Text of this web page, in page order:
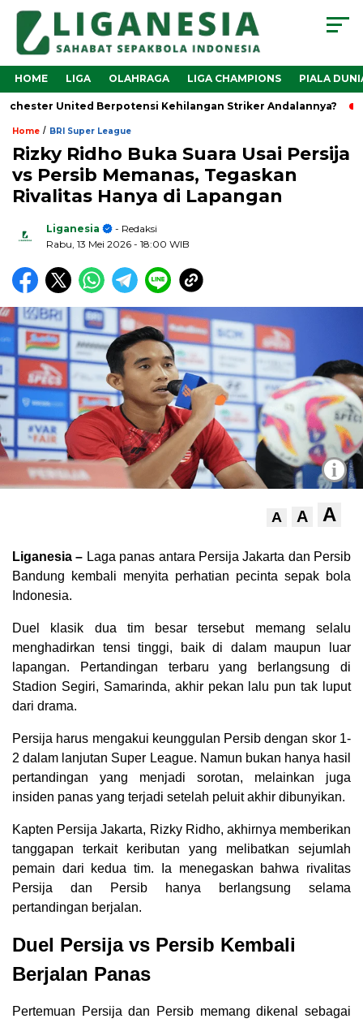
HOME LIGA OLAHRAGA LIGA CHAMPIONS PIALA
United Berpotensi Kehilangan Striker Andalannya?
Home / BRI Super League
Rizky Ridho Buka Suara Usai Persija
vs Persib Memanas, Tegaskan
Rivalitas Hanya di Lapangan
Liganesia
- Redaksi
Rabu, 13 Mei 2026 - 18:00 WIB
i
A A A
Liganesia – Laga panas antara Persija Jakarta dan Persib
Bandung kembali menyita perhatian pecinta sepak bola
Indonesia.
Duel klasik dua tim besar tersebut memang selalu
menghadirkan tensi tinggi, baik di dalam maupun luar
lapangan. Pertandingan terbaru yang berlangsung di
Stadion Segiri, Samarinda, akhir pekan lalu pun tak luput
dari drama.
Persija harus mengakui keunggulan Persib dengan skor 1-
2 dalam lanjutan Super League. Namun bukan hanya hasil
pertandingan yang menjadi sorotan, melainkan juga
insiden panas yang terjadi setelah peluit akhir dibunyikan.
Kapten Persija Jakarta, Rizky Ridho, akhirnya memberikan
tanggapan terkait keributan yang melibatkan sejumlah
pemain dari kedua tim. Ia menegaskan bahwa rivalitas
Persija dan Persib hanya berlangsung selama
pertandingan berjalan.
Duel Persija vs Persib Kembali
Berjalan Panas
Pertemuan Persija dan Persib memang dikenal sebagai